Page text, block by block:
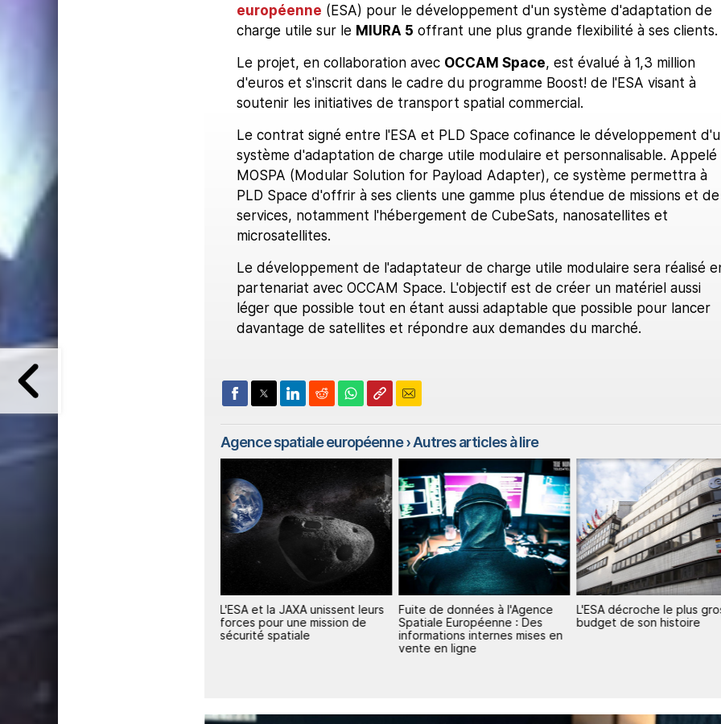
européenne (ESA) pour le développement d'un système d'adaptation de
charge utile sur le MIURA 5 offrant une plus grande flexibilité à ses clients.
Le projet, en collaboration avec OCCAM Space, est évalué à 1,3 million
d'euros et s'inscrit dans le cadre du programme Boost! de l'ESA visant à
soutenir les initiatives de transport spatial commercial.
Le contrat signé entre l'ESA et PLD Space cofinance le développement
système d'adaptation de charge utile modulaire et personnalisable. Appelé
MOSPA (Modular Solution for Payload Adapter), ce système permettra à
PLD Space d'offrir à ses clients une gamme plus étendue de missions et de
services, notamment l'hébergement de CubeSats, nanosatellites et
microsatellites.
Le développement de l'adaptateur de charge utile modulaire sera réalisé
partenariat avec OCCAM Space. L'objectif est de créer un matériel aussi
léger que possible tout en étant aussi adaptable que possible pour lancer
davantage de satellites et répondre aux demandes du marché.
Agence spatiale européenne› Autres articles à lire
L'ESA et la JAXA unissent leurs
forces pour une mission de
sécurité spatiale
Fuite de données à l'Agence
Spatiale Européenne : Des
informations internes mises en
vente en ligne
L'ESA décroche le plus
budget de son histoire